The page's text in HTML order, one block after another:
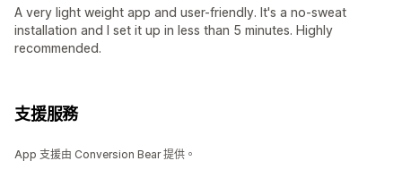
A very light weight app and user-friendly. It's a no-sweat
installation and I set it up in less than 5 minutes. Highly
recommended.
支援服務
App 支援由 Conversion Bear 提供。